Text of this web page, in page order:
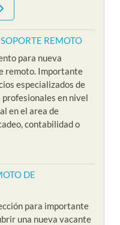
REMOTO
para nueva
remoto. Importante
especializados de
en nivel
en el area de
contabilidad o
DE
para importante
una nueva vacante